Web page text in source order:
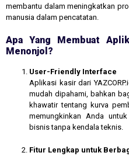
membantu dalam meningkatkan
manusia dalam pencatatan.
Apa Yang Membuat
Menonjol?
User-Friendly Interface
Aplikasi kasir dari
mudah dipahami, bahkan
khawatir tentang kurva
memungkinkan Anda
bisnis tanpa kendala teknis.
Fitur Lengkap untuk